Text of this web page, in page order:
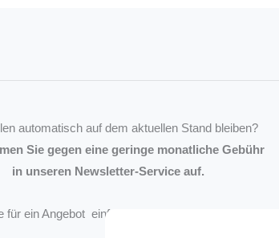
automatisch auf dem aktuellen Stand bleiben?
Sie gegen eine geringe monatliche Gebühr
in unseren Newsletter-Service auf.
für ein Angebot einfach eine